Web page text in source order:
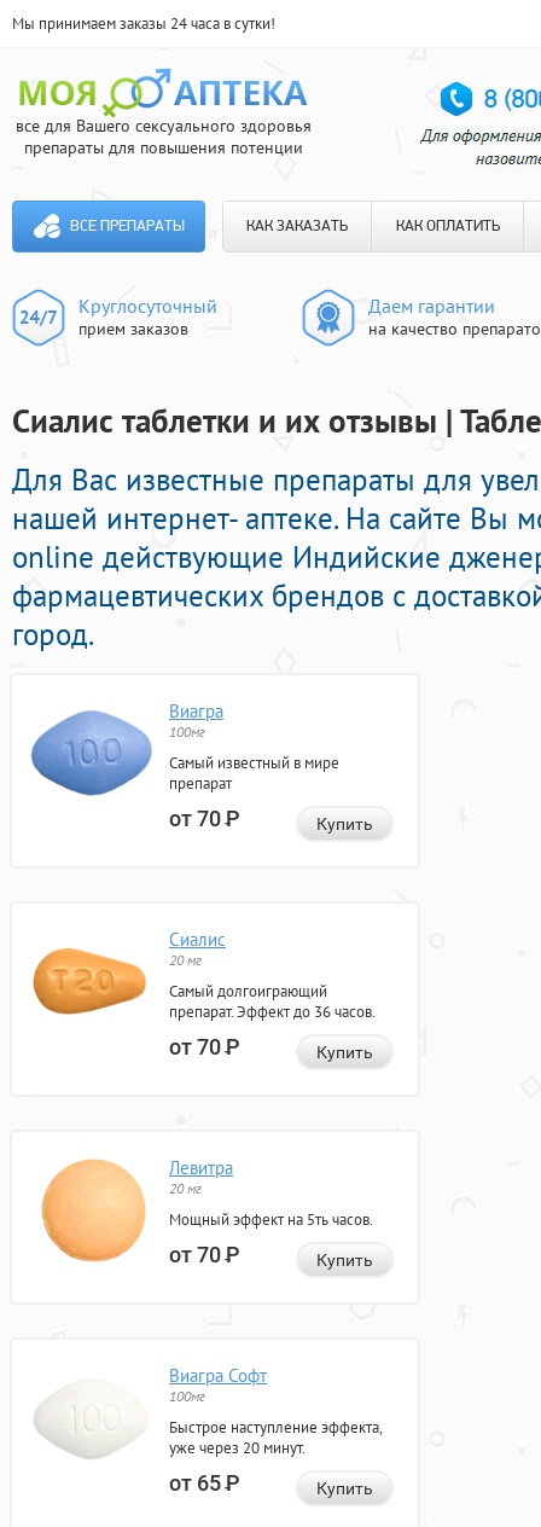
Мы принимаем заказы 24 часа в сутки!
все для Вашего сексуального здоровья
препараты для повышения потенции
ВСЕ ПРЕПАРАТЫ КАК ЗАКАЗАТЬ КАК ОПЛАТИТЬ
Круглосуточный
прием заказов
Даем гарантии
на качество
Сиалис таблетки и их отзывы |
Для Вас известные препараты для
нашей интернет- аптеке. На сайте Вы
online действующие Индийские
фармацевтических брендов с
город.
Виагра
100мг
Самый известный в мире
препарат
от 70Р Купить
Сиалис
20 мг
Самый долгоиграющий
препарат. Эффект до 36 часов.
от 70Р Купить
Левитра
20 мг
Мощный эффект на 5ть часов.
от 70Р Купить
Виагра Софт
100мг
Быстрое наступление эффекта,
уже через 20 минут.
от 65Р Купить